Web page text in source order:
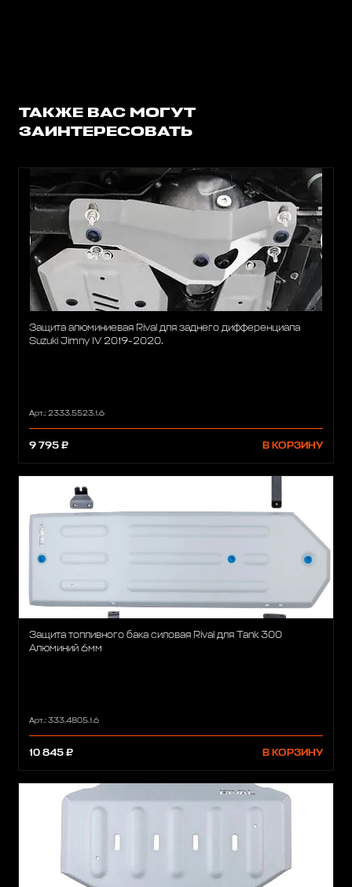
ТАКЖЕ ВАС МОГУТ
ЗАИНТЕРЕСОВАТЬ
Защита алюминиевая Rival для заднего дифференциала
Suzuki Jimny IV 2019-2020.
Арт.: 2333.5523.1.6
9 795 ₽ В КОРЗИНУ
Защита топливного бака силовая Rival для Tank 300
Алюминий 6мм
Арт.: 333.4805.1.6
10 845 ₽ В КОРЗИНУ